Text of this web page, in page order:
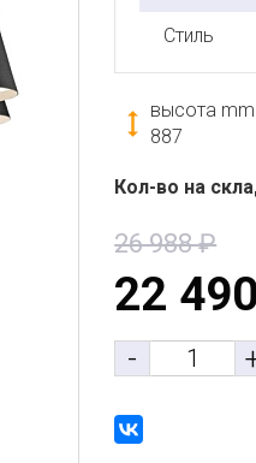
Стиль
высота mm
887
Кол-во на
26 988₽
22 490
-